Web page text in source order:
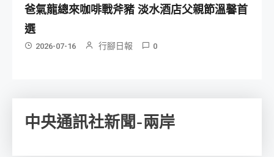
爸氣龍總來咖啡戰斧豬 淡水酒店父親節溫馨首
選
2026-07-16 行腳日報 0
中央通訊社新聞-兩岸